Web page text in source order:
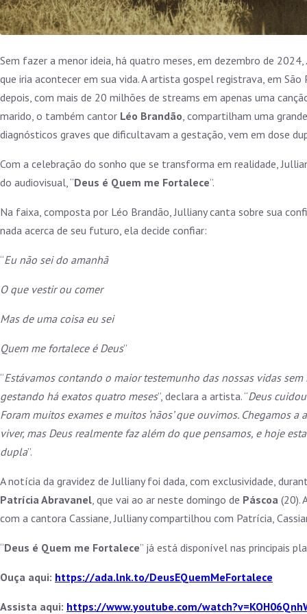
Sem fazer a menor ideia, há quatro meses, em dezembro de 2024,
que iria acontecer em sua vida. A artista gospel registrava, em São
depois, com mais de 20 milhões de streams em apenas uma
marido, o também cantor Léo Brandão, compartilham uma
diagnósticos graves que dificultavam a gestação, vem em dose
Com a celebração do sonho que se transforma em realidade,
do audiovisual, “Deus é Quem me Fortalece”.
Na faixa, composta por Léo Brandão, Julliany canta sobre sua
nada acerca de seu futuro, ela decide confiar:
“Eu não sei do amanhã
O que vestir ou comer
Mas de uma coisa eu sei
Quem me fortalece é Deus”
“Estávamos contando o maior testemunho das nossas vidas
gestando há exatos quatro meses”, declara a artista. “Deus
Foram muitos exames e muitos ‘nãos’ que ouvimos. Chegamos
viver, mas Deus realmente faz além do que pensamos, e hoje
dupla”.
A notícia da gravidez de Julliany foi dada, com exclusividade,
Patrícia Abravanel, que vai ao ar neste domingo de Páscoa (20).
com a cantora Cassiane, Julliany compartilhou com Patrícia,
“Deus é Quem me Fortalece” já está disponível nas principais
Ouça aqui: https://ada.lnk.to/DeusEQuemMeFortalece
Assista aqui: https://www.youtube.com/